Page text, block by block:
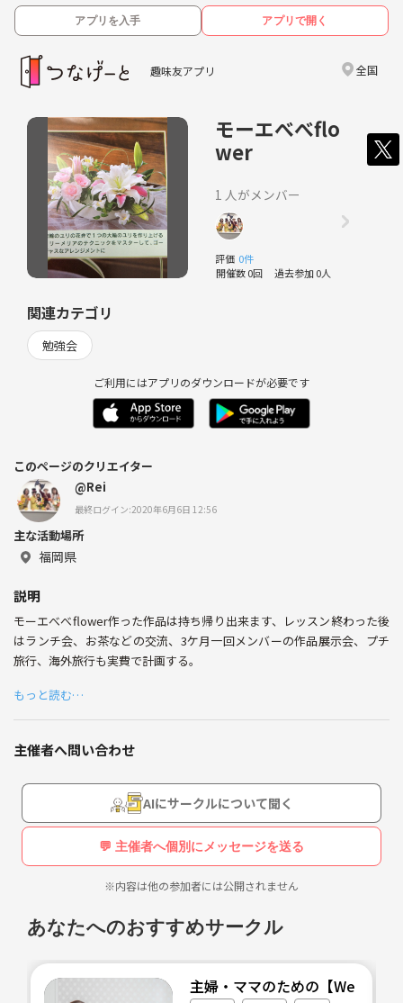
アプリを入手 アプリで開く
趣味友アプリ 全国
モーエべべflo
wer
1 人がメンバー
評価 0件
開催数 0回 過去参加 0人
関連カテゴリ
勉強会
ご利用にはアプリのダウンロードが必要です
このページのクリエイター
@Rei
最終ログイン:2020年6月6日 12:56
主な活動場所
福岡県
説明
モーエべべflower作った作品は持ち帰り出来ます、レッスン終わった後
はランチ会、お茶などの交流、3ケ月一回メンバーの作品展示会、プチ
旅行、海外旅行も実費で計画する。
もっと読む…
主催者へ問い合わせ
AIにサークルについて聞く
💬 主催者へ個別にメッセージを送る
※内容は他の参加者には公開されません
あなたへのおすすめサークル
主婦・ママのための【Webで叶